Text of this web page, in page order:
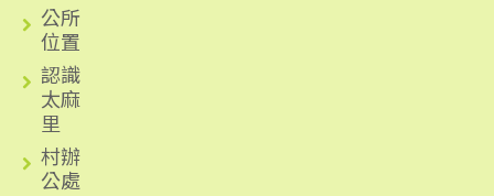
公所
位置
認識
太麻
里
村辦
公處